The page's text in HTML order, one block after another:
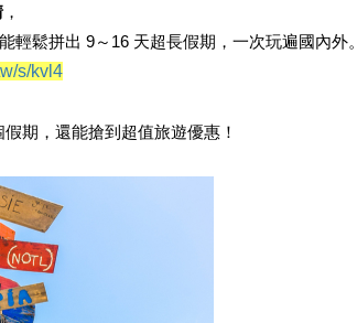
，
鬆拼出 9～16 天超長假期，一次玩遍國內外。
s/kvl4
假期，還能搶到超值旅遊優惠！